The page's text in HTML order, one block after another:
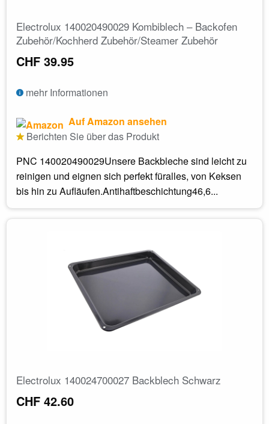
Electrolux 140020490029 Kombiblech – Backofen
Zubehör/Kochherd Zubehör/Steamer Zubehör
CHF 39.95
mehr Informationen
Auf Amazon ansehen
Berichten Sie über das Produkt
PNC 140020490029Unsere Backbleche sind leicht zu
reinigen und eignen sich perfekt füralles, von Keksen
bis hin zu Aufläufen.Antihaftbeschichtung46,6...
Electrolux 140024700027 Backblech Schwarz
CHF 42.60